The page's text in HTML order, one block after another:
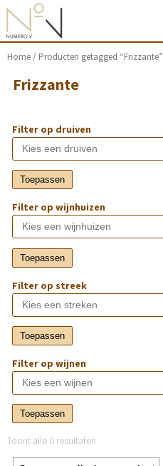
Home / Producten getagged “Frizzante”
Frizzante
Filter op druiven
Toepassen
Filter op wijnhuizen
Toepassen
Filter op streek
Toepassen
Filter op wijnen
Toepassen
Toont alle 6 resultaten